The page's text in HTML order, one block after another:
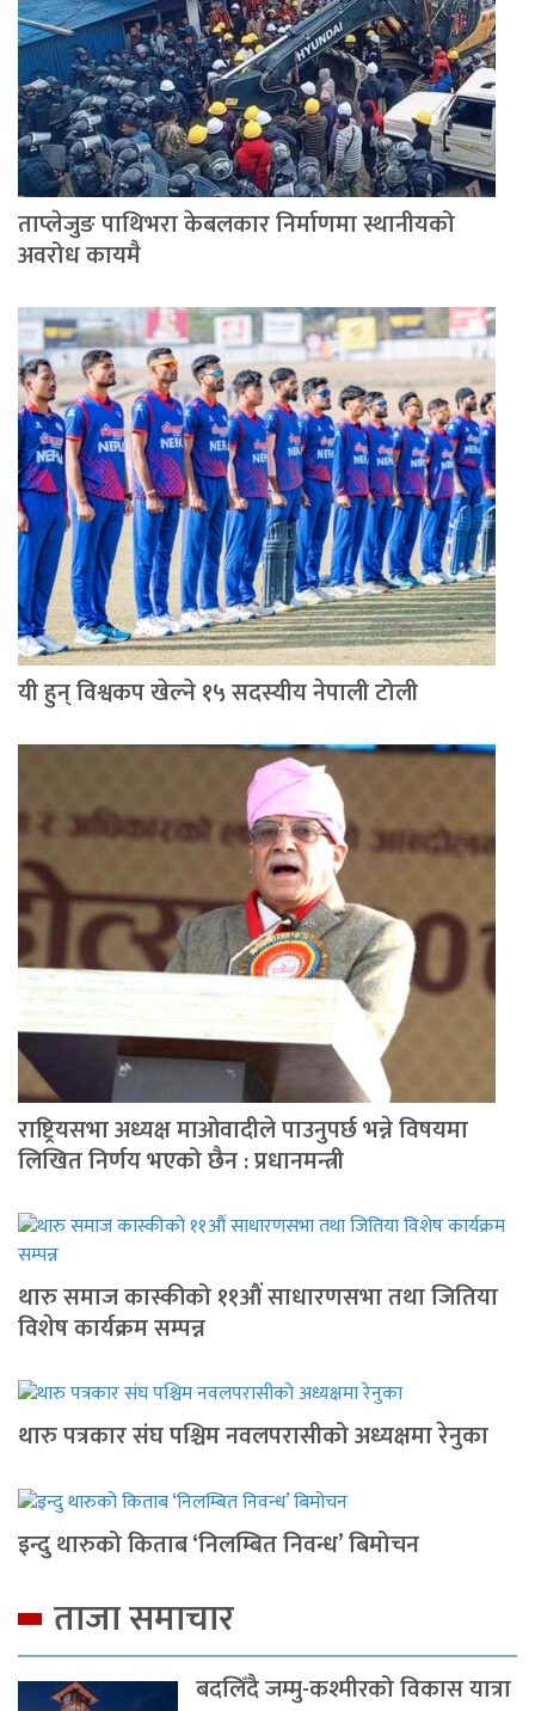
ताप्लेजुङ पाथिभरा केबलकार निर्माणमा स्थानीयको
अवरोध कायमै
यी हुन् विश्वकप खेल्ने १५ सदस्यीय नेपाली टोली
राष्ट्रियसभा अध्यक्ष माओवादीले पाउनुपर्छ भन्ने विषयमा
लिखित निर्णय भएको छैन : प्रधानमन्त्री
थारु समाज कास्कीको ११औं साधारणसभा तथा जितिया
विशेष कार्यक्रम सम्पन्न
थारु पत्रकार संघ पश्चिम नवलपरासीको अध्यक्षमा रेनुका
इन्दु थारुको किताब ‘निलम्बित निवन्ध’ बिमोचन
ताजा समाचार
बदलिँदै जम्मु-कश्मीरको विकास यात्रा